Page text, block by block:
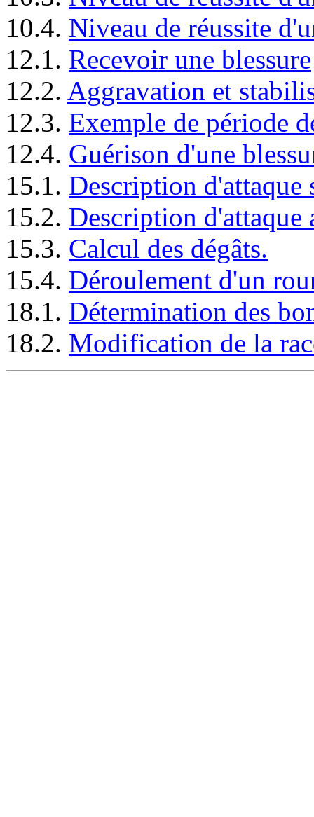
10.4. Niveau de réussite
12.1. Recevoir une blessure
12.2. Aggravation et
12.3. Exemple de période
12.4. Guérison d'une
15.1. Description d'attaque
15.2. Description d'attaque
15.3. Calcul des dégâts.
15.4. Déroulement d'un
18.1. Détermination des
18.2. Modification de la